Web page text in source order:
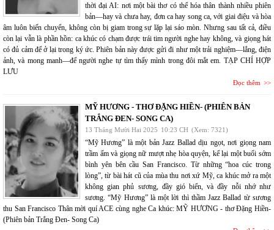
thời đại AI: nơi một bài thơ có thể hóa thân thành nhiều phiên
bản—hay và chưa hay, đơn ca hay song ca, với giai điệu và hòa
âm luôn biến chuyển, không còn bị giam trong sự lặp lại sáo mòn. Nhưng sau tất cả, điều
còn lại vẫn là phần hồn: ca khúc có chạm được trái tim người nghe hay không, và giọng hát
có đủ cảm để ở lại trong ký ức. Phiên bản này được gửi đi như một trải nghiệm—lắng, điện
ảnh, và mong manh—để người nghe tự tìm thấy mình trong đôi mắt em. TẠP CHÍ HỢP
LƯU
Đọc thêm
MỸ HƯƠNG - THƠ ĐẶNG HIỀN- (PHIÊN BẢN
TRẮNG ĐEN- SONG CA)
13 Tháng Mười Hai 2025 10:23 CH (Xem: 7321)
“Mỹ Hương” là một bản Jazz Ballad dịu ngọt, nơi giọng nam
trầm ấm và giọng nữ mượt nhẹ hòa quyện, kể lại một buổi sớm
bình yên bên cầu San Francisco. Từ những “hoa cúc trong
lòng”, từ bài hát cũ của mùa thu nơi xứ Mỹ, ca khúc mở ra một
không gian phủ sương, đầy gió biển, và đầy nỗi nhớ như
sương. “Mỹ Hương” là một lời thì thầm Jazz Ballad từ sương
thu San Francisco Thân mời quí ACE cùng nghe Ca khúc: MỸ HƯƠNG - thơ Đặng Hiền-
(Phiên bản Trắng Đen- Song Ca)